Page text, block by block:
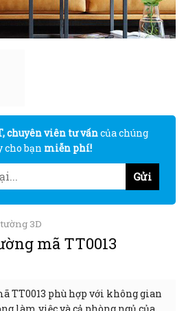
chuyên viên tư vấncủa chúng
cho bạn miễn phí!
3D
mã TT0013
TT0013 phù hợp với không gian